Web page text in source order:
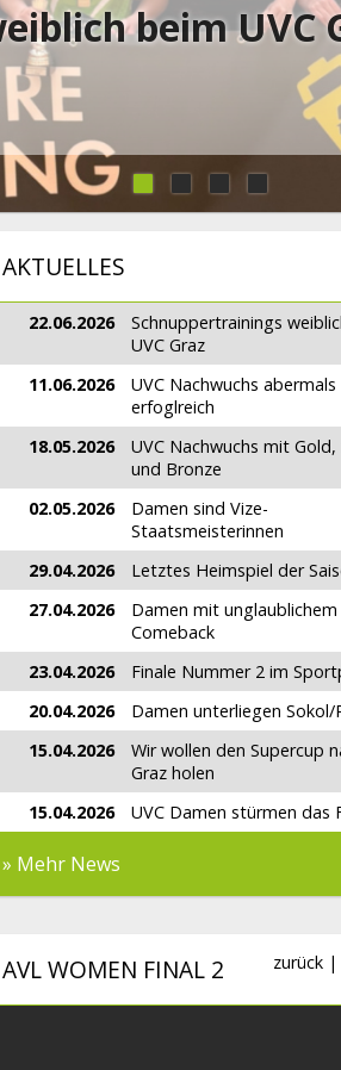
beim UVC
AKTUELLES
22.06.2026
Schnuppertrainings
UVC Graz
11.06.2026
UVC Nachwuchs abermals
erfoglreich
18.05.2026
UVC Nachwuchs mit Gold,
und Bronze
02.05.2026
Damen sind Vize-
Staatsmeisterinnen
29.04.2026
Letztes Heimspiel der
27.04.2026
Damen mit unglaublichem
Comeback
23.04.2026
Finale Nummer 2 im
20.04.2026
Damen unterliegen Sokol/
15.04.2026
Wir wollen den Supercup
Graz holen
15.04.2026
UVC Damen stürmen das
» Mehr News
AVL WOMEN FINAL 2 zurück|